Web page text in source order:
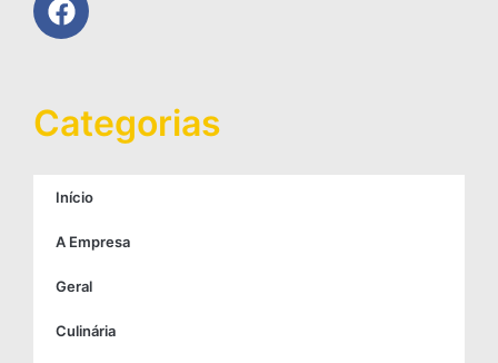
Categorias
Início
A Empresa
Geral
Culinária